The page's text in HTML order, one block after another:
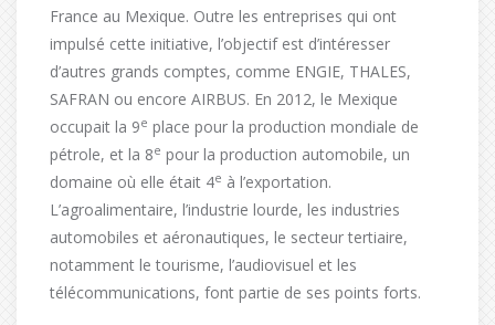
France au Mexique. Outre les entreprises qui ont
impulsé cette initiative, l’objectif est d’intéresser
d’autres grands comptes, comme ENGIE, THALES,
SAFRAN ou encore AIRBUS. En 2012, le Mexique
occupait la 9e place pour la production mondiale de
pétrole, et la 8e pour la production automobile, un
domaine où elle était 4e à l’exportation.
L’agroalimentaire, l’industrie lourde, les industries
automobiles et aéronautiques, le secteur tertiaire,
notamment le tourisme, l’audiovisuel et les
télécommunications, font partie de ses points forts.